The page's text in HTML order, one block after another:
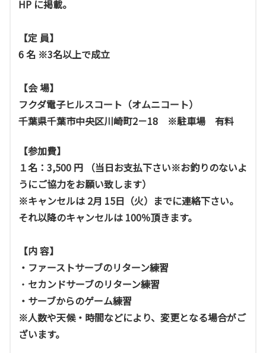
HP に掲載。
【定 員】
6 名 ※3名以上で成立
【会 場】
フクダ電子ヒルスコート（オムニコート）
千葉県千葉市中央区川崎町2－18 ※駐車場 有料
【参加費】
１名：3,500 円 （当日お支払下さい※お釣りのないよ
うにご協力をお願い致します）
※キャンセルは 2月 15日（火）までに連絡下さい。
それ以降のキャンセルは 100％頂きます。
【内 容】
・ファーストサーブのリターン練習
・ セカンドサーブのリターン練習
・サーブからのゲーム練習
※人数や天候・時間などにより、変更となる場合がご
ざいます。